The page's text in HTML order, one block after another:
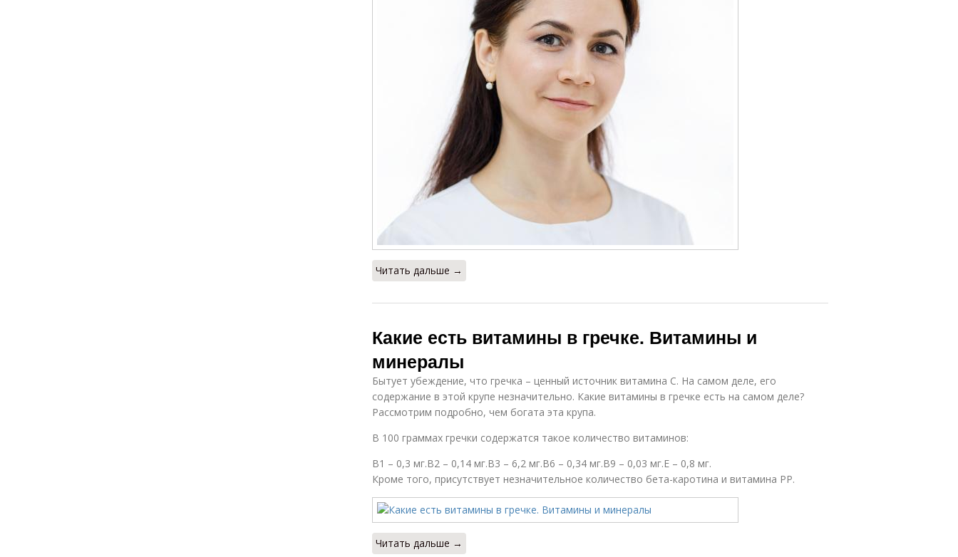
Читать дальше →
Какие есть витамины в гречке. Витамины и
минералы
Бытует убеждение, что гречка – ценный источник витамина С. На самом деле, его
содержание в этой крупе незначительно. Какие витамины в гречке есть на самом деле?
Рассмотрим подробно, чем богата эта крупа.
В 100 граммах гречки содержатся такое количество витаминов:
В1 – 0,3 мг.В2 – 0,14 мг.В3 – 6,2 мг.В6 – 0,34 мг.В9 – 0,03 мг.Е – 0,8 мг.
Кроме того, присутствует незначительное количество бета-каротина и витамина РР.
Читать дальше →